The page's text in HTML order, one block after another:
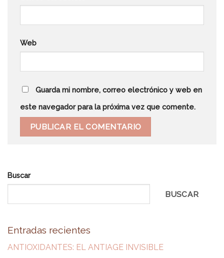
Web
Guarda mi nombre, correo electrónico y web en
este navegador para la próxima vez que comente.
Buscar
BUSCAR
Entradas recientes
ANTIOXIDANTES: EL ANTIAGE INVISIBLE